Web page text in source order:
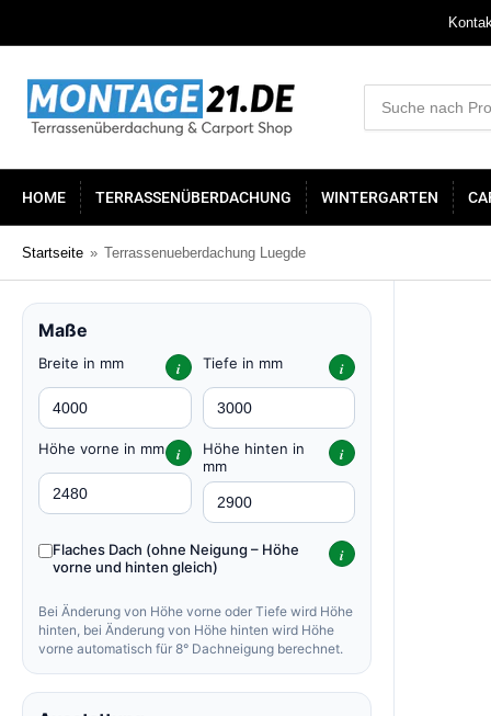
nach
Produkten
HOME TERRASSENÜBERDACHUNG WINTERGARTEN
Startseite » Terrassenueberdachung Luegde